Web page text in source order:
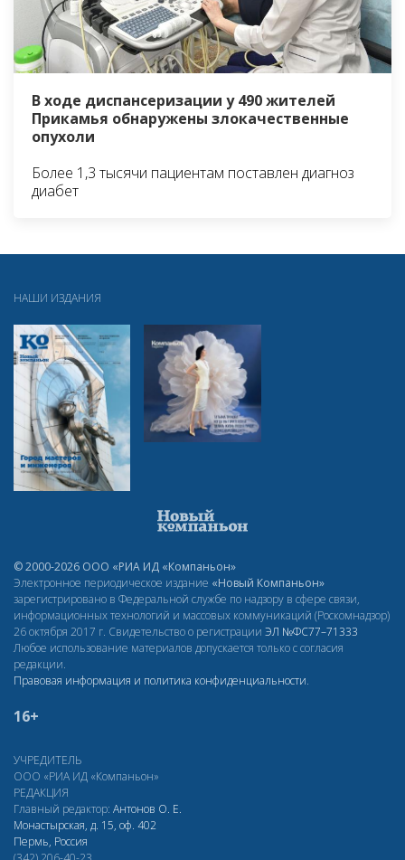
В ходе диспансеризации у 490 жителей
Прикамья обнаружены злокачественные
опухоли
Более 1,3 тысячи пациентам поставлен диагноз
диабет
НАШИ ИЗДАНИЯ
© 2000-2026 ООО «РИА ИД «Компаньон»
Электронное периодическое издание «Новый Компаньон»
зарегистрировано в Федеральной службе по надзору в сфере связи,
информационных технологий и массовых коммуникаций (Роскомнадзор)
26 октября 2017 г. Свидетельство о регистрации ЭЛ №ФС77–71333
Любое использование материалов допускается только с согласия
редакции.
Правовая информация и политика конфиденциальности.
16+
УЧРЕДИТЕЛЬ
ООО «РИА ИД «Компаньон»
РЕДАКЦИЯ
Главный редактор: Антонов О. Е.
Монастырская, д. 15, оф. 402
Пермь, Россия